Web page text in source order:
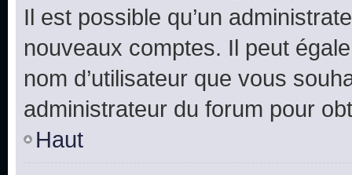
Il est possible qu’un
nouveaux comptes. Il peut
nom d’utilisateur que vous
administrateur du forum pour
Haut